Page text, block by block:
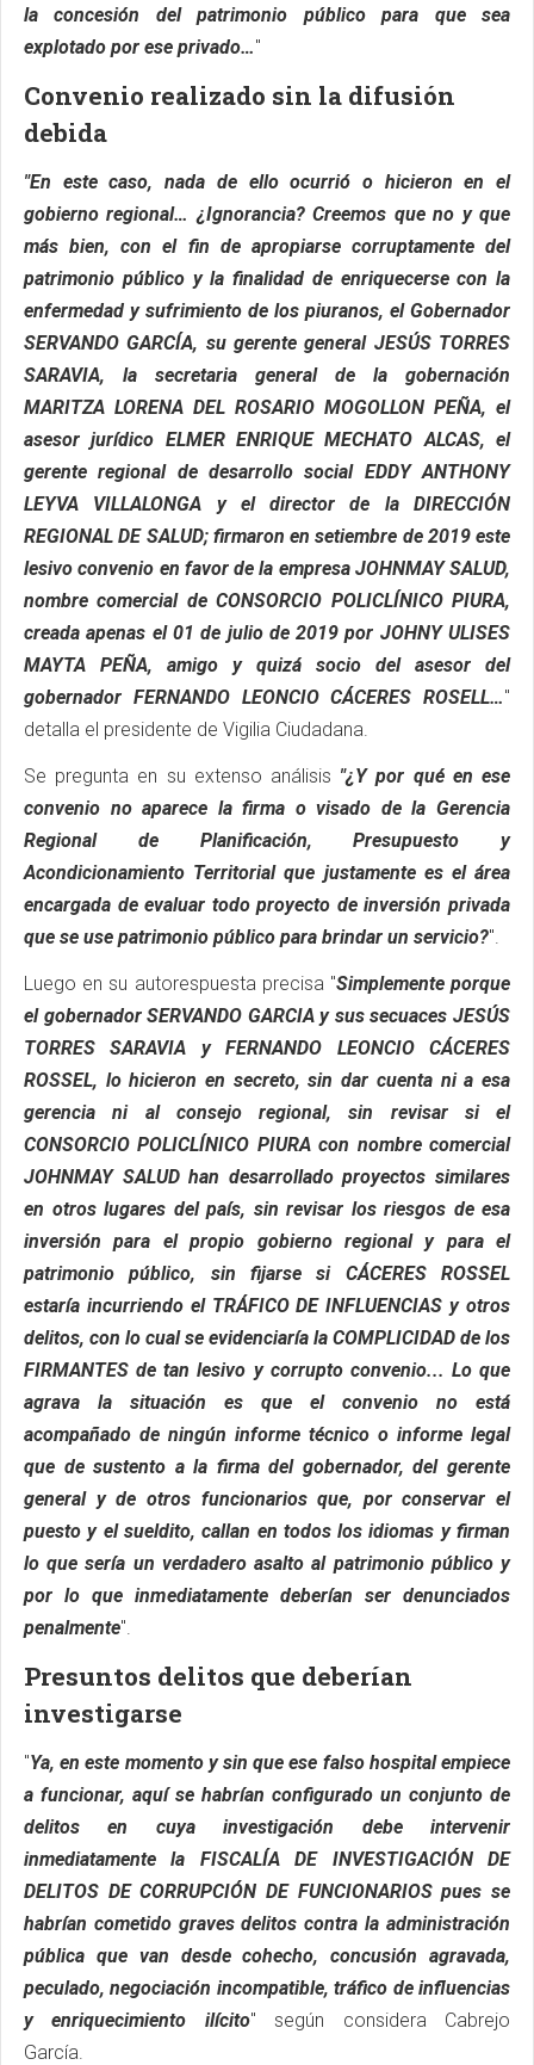
la concesión del patrimonio público para que sea
explotado por ese privado…"
Convenio realizado sin la difusión
debida
"En este caso, nada de ello ocurrió o hicieron en el
gobierno regional… ¿Ignorancia? Creemos que no y que
más bien, con el fin de apropiarse corruptamente del
patrimonio público y la finalidad de enriquecerse con la
enfermedad y sufrimiento de los piuranos, el Gobernador
SERVANDO GARCÍA, su gerente general JESÚS TORRES
SARAVIA, la secretaria general de la gobernación
MARITZA LORENA DEL ROSARIO MOGOLLON PEÑA, el
asesor jurídico ELMER ENRIQUE MECHATO ALCAS, el
gerente regional de desarrollo social EDDY ANTHONY
LEYVA VILLALONGA y el director de la DIRECCIÓN
REGIONAL DE SALUD; firmaron en setiembre de 2019 este
lesivo convenio en favor de la empresa JOHNMAY SALUD,
nombre comercial de CONSORCIO POLICLÍNICO PIURA,
creada apenas el 01 de julio de 2019 por JOHNY ULISES
MAYTA PEÑA, amigo y quizá socio del asesor del
gobernador FERNANDO LEONCIO CÁCERES ROSELL…"
detalla el presidente de Vigilia Ciudadana.
Se pregunta en su extenso análisis "¿Y por qué en ese
convenio no aparece la firma o visado de la Gerencia
Regional de Planificación, Presupuesto y
Acondicionamiento Territorial que justamente es el área
encargada de evaluar todo proyecto de inversión privada
que se use patrimonio público para brindar un servicio?".
Luego en su autorespuesta precisa "Simplemente porque
el gobernador SERVANDO GARCIA y sus secuaces JESÚS
TORRES SARAVIA y FERNANDO LEONCIO CÁCERES
ROSSEL, lo hicieron en secreto, sin dar cuenta ni a esa
gerencia ni al consejo regional, sin revisar si el
CONSORCIO POLICLÍNICO PIURA con nombre comercial
JOHNMAY SALUD han desarrollado proyectos similares
en otros lugares del país, sin revisar los riesgos de esa
inversión para el propio gobierno regional y para el
patrimonio público, sin fijarse si CÁCERES ROSSEL
estaría incurriendo el TRÁFICO DE INFLUENCIAS y otros
delitos, con lo cual se evidenciaría la COMPLICIDAD de los
FIRMANTES de tan lesivo y corrupto convenio... Lo que
agrava la situación es que el convenio no está
acompañado de ningún informe técnico o informe legal
que de sustento a la firma del gobernador, del gerente
general y de otros funcionarios que, por conservar el
puesto y el sueldito, callan en todos los idiomas y firman
lo que sería un verdadero asalto al patrimonio público y
por lo que inmediatamente deberían ser denunciados
penalmente".
Presuntos delitos que deberían
investigarse
"Ya, en este momento y sin que ese falso hospital empiece
a funcionar, aquí se habrían configurado un conjunto de
delitos en cuya investigación debe intervenir
inmediatamente la FISCALÍA DE INVESTIGACIÓN DE
DELITOS DE CORRUPCIÓN DE FUNCIONARIOS pues se
habrían cometido graves delitos contra la administración
pública que van desde cohecho, concusión agravada,
peculado, negociación incompatible, tráfico de influencias
y enriquecimiento ilícito" según considera Cabrejo
García.